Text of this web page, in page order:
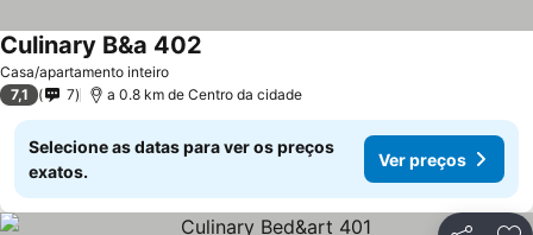
Casa/apartamento inteiro
Culinary B&a 402
7,1 7 a 0.8 km de Centro da cidade
Selecione as datas para ver os preços
exatos.
Ver preços